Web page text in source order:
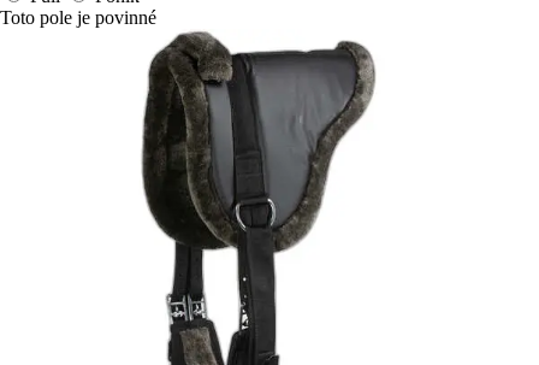
Toto pole je povinné